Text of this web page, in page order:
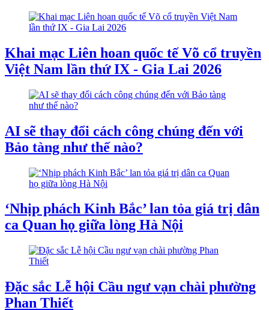
Khai mạc Liên hoan quốc tế Võ cổ truyền
Việt Nam lần thứ IX - Gia Lai 2026
AI sẽ thay đổi cách công chúng đến với
Bảo tàng như thế nào?
‘Nhịp phách Kinh Bắc’ lan tỏa giá trị dân
ca Quan họ giữa lòng Hà Nội
Đặc sắc Lễ hội Cầu ngư vạn chài phường
Phan Thiết